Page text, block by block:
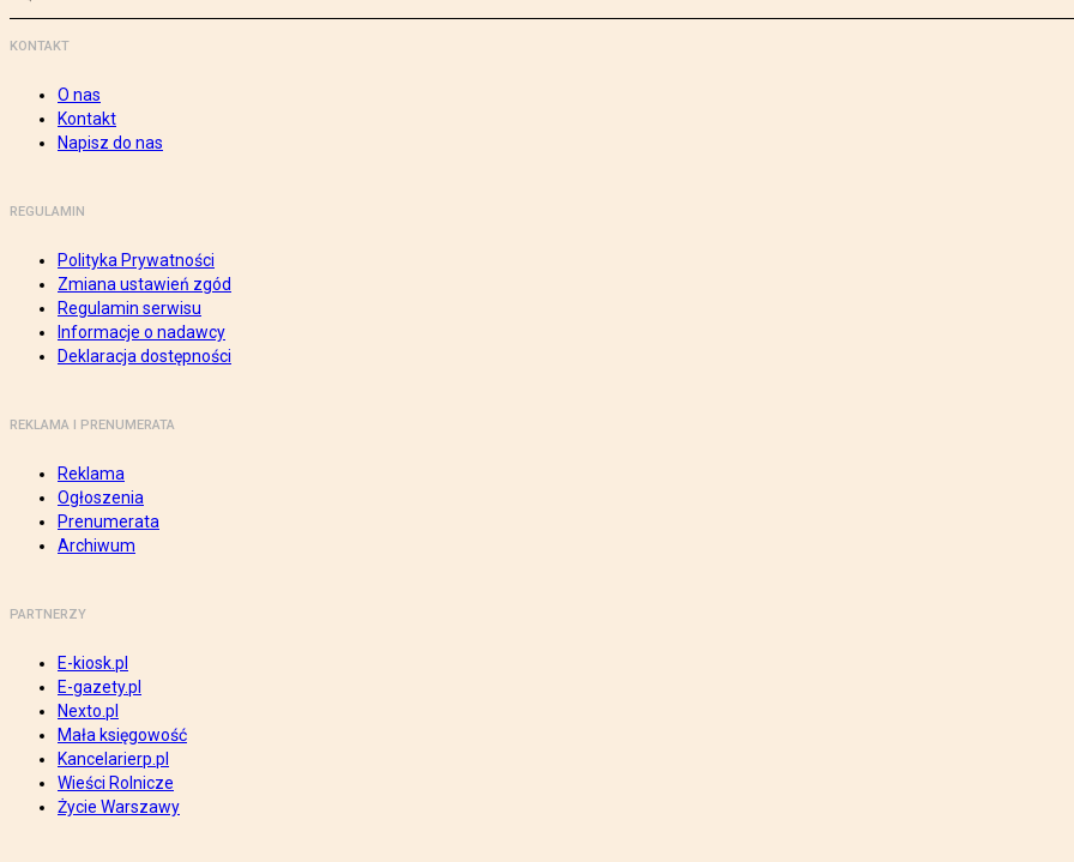
KONTAKT
O nas
Kontakt
Napisz do nas
REGULAMIN
Polityka Prywatności
Zmiana ustawień zgód
Regulamin serwisu
Informacje o nadawcy
Deklaracja dostępności
REKLAMA I PRENUMERATA
Reklama
Ogłoszenia
Prenumerata
Archiwum
PARTNERZY
E-kiosk.pl
E-gazety.pl
Nexto.pl
Mała księgowość
Kancelarierp.pl
Wieści Rolnicze
Życie Warszawy